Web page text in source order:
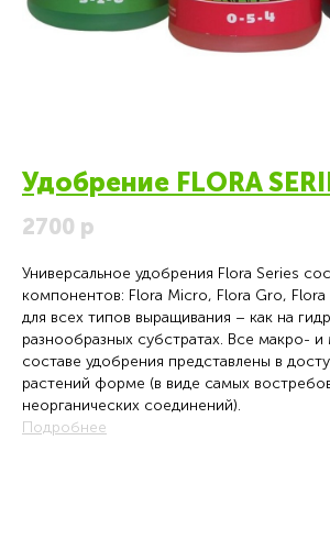
Удобрение FLORA
2700 р
Универсальное удобрения Flora Series
компонентов: Flora Micro, Flora Gro,
для всех типов выращивания – как на
разнообразных субстратах. Все макро-
составе удобрения представлены в
растений форме (в виде самых
неорганических соединений).
Подробнее